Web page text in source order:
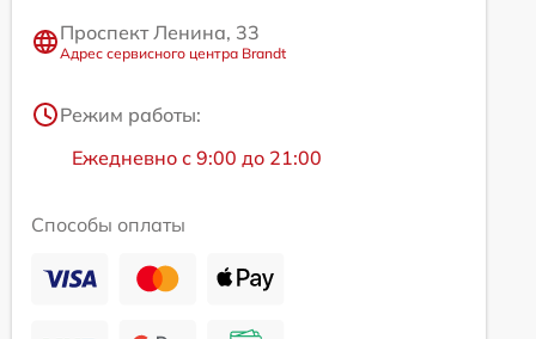
Проспект Ленина, 33
Адрес сервисного центра Brandt
Режим работы:
Ежедневно с 9:00 до 21:00
Способы оплаты